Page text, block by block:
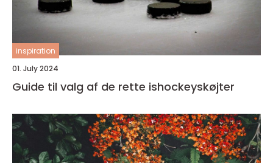
inspiration
01. July 2024
Guide til valg af de rette ishockeyskøjter